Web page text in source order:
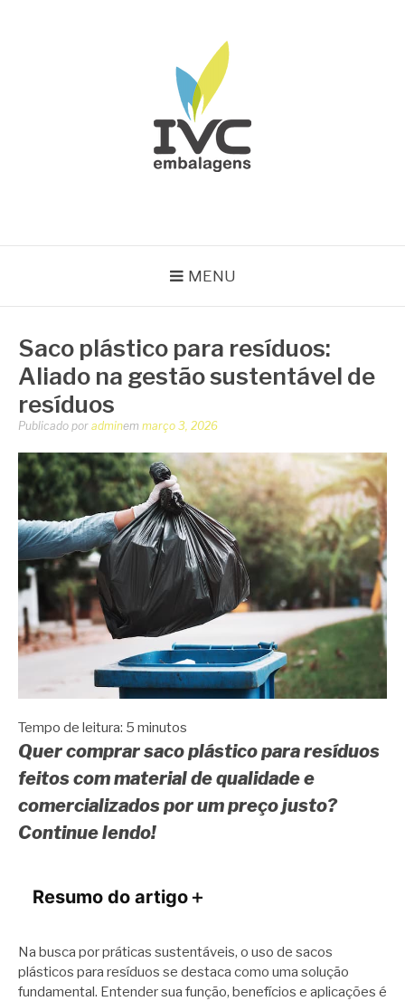
MENU
Saco plástico para resíduos:
Aliado na gestão sustentável de
resíduos
Publicado por adminem março 3, 2026
Tempo de leitura: 5 minutos
Quer comprar saco plástico para resíduos
feitos com material de qualidade e
comercializados por um preço justo?
Continue lendo!
Resumo do artigo＋
Na busca por práticas sustentáveis, o uso de sacos
plásticos para resíduos se destaca como uma solução
fundamental. Entender sua função, benefícios e aplicações é